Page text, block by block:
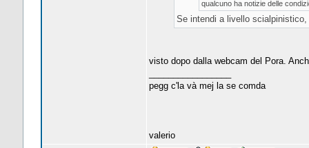
qualcuno ha notizie delle
Se intendi a livello
visto dopo dalla webcam del Pora.
pegg c'la và mej la se comda
valerio